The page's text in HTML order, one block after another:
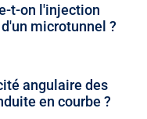
t-on l'injection
microtunnel ?
angulaire des
en courbe ?